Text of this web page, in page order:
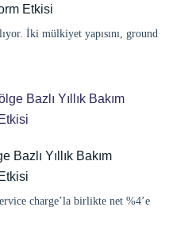
Etkisi
İki mülkiyet yapısını, ground
Yıllık Bakım
charge’la birlikte net %4’e